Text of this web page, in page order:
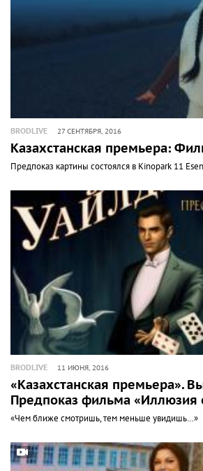
BRODLIVE 27 СЕНТЯБРЯ, 2016
Казахстанская премьера:
Предпоказ картины состоялся в Kinopark 11
BRODLIVE 11 ИЮНЯ, 2016
«Казахстанская премьера».
Предпоказ фильма «Иллюзия
«Чем ближе смотришь, тем меньше увидишь…»